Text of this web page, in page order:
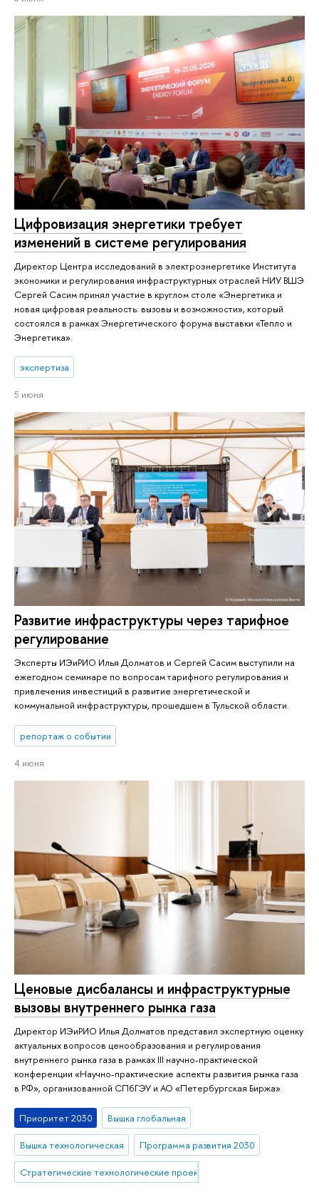
Цифровизация энергетики требует
изменений в системе регулирования
Директор Центра исследований в электроэнергетике Института
экономики и регулирования инфраструктурных отраслей НИУ ВШЭ
Сергей Сасим принял участие в круглом столе «Энергетика и
новая цифровая реальность: вызовы и возможности», который
состоялся в рамках Энергетического форума выставки «Тепло и
Энергетика».
экспертиза
5 июня
Развитие инфраструктуры через тарифное
регулирование
Эксперты ИЭиРИО Илья Долматов и Сергей Сасим выступили на
ежегодном семинаре по вопросам тарифного регулирования и
привлечения инвестиций в развитие энергетической и
коммунальной инфраструктуры, прошедшем в Тульской области.
репортаж о событии
4 июня
Ценовые дисбалансы и инфраструктурные
вызовы внутреннего рынка газа
Директор ИЭиРИО Илья Долматов представил экспертную оценку
актуальных вопросов ценообразования и регулирования
внутреннего рынка газа в рамках III научно-практической
конференции «Научно-практические аспекты развития рынка газа
в РФ», организованной СПбГЭУ и АО «Петербургская Биржа».
Приоритет 2030 Вышка глобальная
Вышка технологическая Программа развития 2030
Стратегические технологические проекты